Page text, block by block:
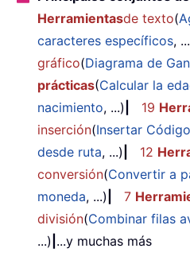
Herramientasde texto(
caracteres específicos,
gráfico(Diagrama de
prácticas(Calcular la
nacimiento, ...) 19
inserción(Insertar
desde ruta, ...) 12
conversión(Convertir a
moneda, ...) 7
división(Combinar filas
...) ...y muchas más